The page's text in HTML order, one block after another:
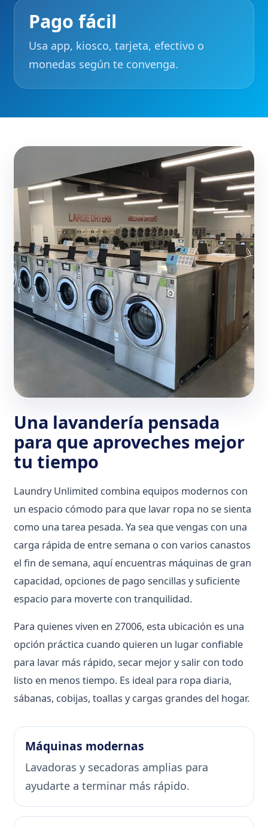
Pago fácil
Usa app, kiosco, tarjeta, efectivo o
monedas según te convenga.
Una lavandería pensada
para que aproveches mejor
tu tiempo
Laundry Unlimited combina equipos modernos con
un espacio cómodo para que lavar ropa no se sienta
como una tarea pesada. Ya sea que vengas con una
carga rápida de entre semana o con varios canastos
el fin de semana, aquí encuentras máquinas de gran
capacidad, opciones de pago sencillas y suficiente
espacio para moverte con tranquilidad.
Para quienes viven en 27006, esta ubicación es una
opción práctica cuando quieren un lugar confiable
para lavar más rápido, secar mejor y salir con todo
listo en menos tiempo. Es ideal para ropa diaria,
sábanas, cobijas, toallas y cargas grandes del hogar.
Máquinas modernas
Lavadoras y secadoras amplias para
ayudarte a terminar más rápido.